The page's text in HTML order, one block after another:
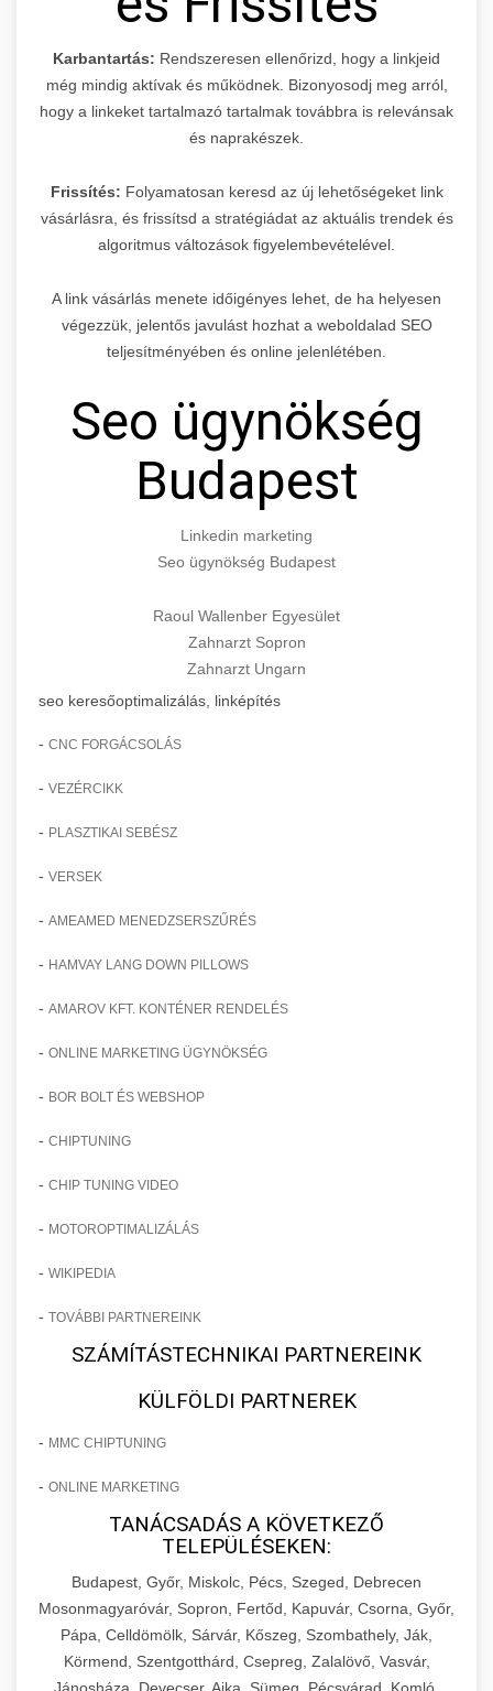
Karbantartás: Rendszeresen ellenőrizd, hogy a linkjeid
még mindig aktívak és működnek. Bizonyosodj meg arról,
hogy a linkeket tartalmazó tartalmak továbbra is relevánsak
és naprakészek.
Frissítés: Folyamatosan keresd az új lehetőségeket link
vásárlásra, és frissítsd a stratégiádat az aktuális trendek és
algoritmus változások figyelembevételével.
A link vásárlás menete időigényes lehet, de ha helyesen
végezzük, jelentős javulást hozhat a weboldalad SEO
teljesítményében és online jelenlétében.
Seo ügynökség
Budapest
Linkedin marketing
Seo ügynökség Budapest
Raoul Wallenber Egyesület
Zahnarzt Sopron
Zahnarzt Ungarn
seo keresőoptimalizálás, linképítés
- CNC FORGÁCSOLÁS
- VEZÉRCIKK
- PLASZTIKAI SEBÉSZ
- VERSEK
- AMEAMED MENEDZSERSZŰRÉS
- HAMVAY LANG DOWN PILLOWS
- AMAROV KFT. KONTÉNER RENDELÉS
- ONLINE MARKETING ÜGYNÖKSÉG
- BOR BOLT ÉS WEBSHOP
- CHIPTUNING
- CHIP TUNING VIDEO
- MOTOROPTIMALIZÁLÁS
- WIKIPEDIA
- TOVÁBBI PARTNEREINK
SZÁMÍTÁSTECHNIKAI PARTNEREINK
KÜLFÖLDI PARTNEREK
- MMC CHIPTUNING
- ONLINE MARKETING
TANÁCSADÁS A KÖVETKEZŐ
TELEPÜLÉSEKEN:
Budapest, Győr, Miskolc, Pécs, Szeged, Debrecen
Mosonmagyaróvár, Sopron, Fertőd, Kapuvár, Csorna, Győr,
Pápa, Celldömölk, Sárvár, Kőszeg, Szombathely, Ják,
Körmend, Szentgotthárd, Csepreg, Zalalövő, Vasvár,